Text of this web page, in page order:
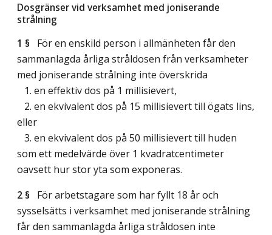
Dosgränser vid verksamhet med joniserande
strålning
1 § För en enskild person i allmänheten får den
sammanlagda årliga stråldosen från verksamheter
med joniserande strålning inte överskrida
1. en effektiv dos på 1 millisievert,
2. en ekvivalent dos på 15 millisievert till ögats lins,
eller
3. en ekvivalent dos på 50 millisievert till huden
som ett medelvärde över 1 kvadratcentimeter
oavsett hur stor yta som exponeras.
2 § För arbetstagare som har fyllt 18 år och
sysselsätts i verksamhet med joniserande strålning
får den sammanlagda årliga stråldosen inte